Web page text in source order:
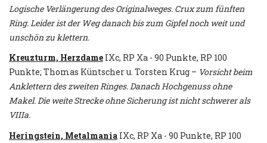
Logische Verlängerung des Originalweges. Crux zum fünften
Ring. Leider ist der Weg danach bis zum Gipfel noch weit und
unschön zu klettern.
Kreuzturm, Herzdame IXc, RP Xa - 90 Punkte, RP 100
Punkte; Thomas Küntscher u. Torsten Krug – Vorsicht beim
Anklettern des zweiten Ringes. Danach Hochgenuss ohne
Makel. Die weite Strecke ohne Sicherung ist nicht schwerer als
VIIIa.
Heringstein, Metalmania IXc, RP Xa - 90 Punkte, RP 100